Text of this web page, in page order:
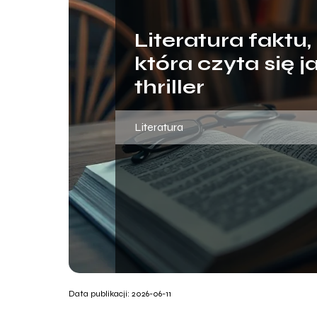
Literatura faktu,
która czyta się
thriller
Literatura
Data publikacji: 2026-06-11